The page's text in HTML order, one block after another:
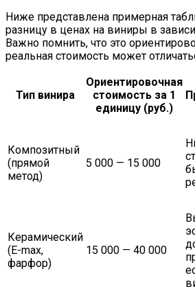
Ниже представлена примерная
разницу в ценах на виниры в
Важно помнить, что это
реальная стоимость может
Тип винира
Ориентировочная
стоимость за 1
единицу (руб.)
Композитный
(прямой
метод)
5 000 — 15 000
Керамический
(E-max,
фарфор)
15 000 — 40 000